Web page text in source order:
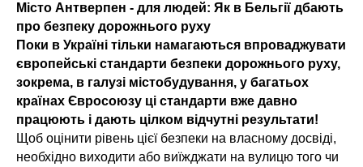
Місто Антверпен - для людей: Як в Бельгії дбають
про безпеку дорожнього руху
Поки в Україні тільки намагаються впроваджувати
європейські стандарти безпеки дорожнього руху,
зокрема, в галузі містобудування, у багатьох
країнах Євросоюзу ці стандарти вже давно
працюють і дають цілком відчутні результати!
Щоб оцінити рівень цієї безпеки на власному досвіді,
необхідно виходити або виїжджати на вулицю того чи